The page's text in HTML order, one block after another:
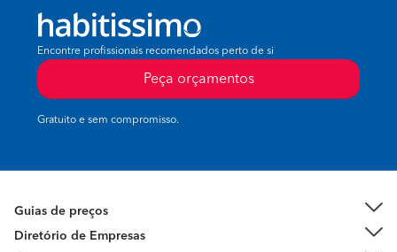
Encontre profissionais recomendados perto de si
Peça orçamentos
Gratuito e sem compromisso.
Guias de preços
Diretório de Empresas